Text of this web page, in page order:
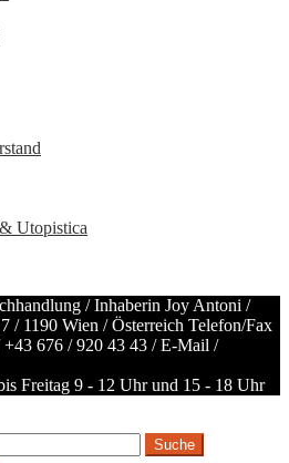
Utopistica
/ Inhaberin Joy Antoni /
/ 1190 Wien / Österreich Telefon/Fax
+43 676 / 920 43 43 / E-Mail /
Freitag 9 - 12 Uhr und 15 - 18 Uhr